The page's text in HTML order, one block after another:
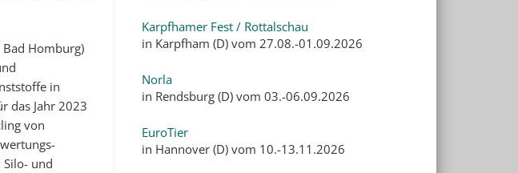
Homburg)
in
das Jahr 2023
von
und
Karpfhamer Fest / Rottalschau
in Karpfham (D) vom 27.08.-01.09.2026
Norla
in Rendsburg (D) vom 03.-06.09.2026
EuroTier
in Hannover (D) vom 10.-13.11.2026